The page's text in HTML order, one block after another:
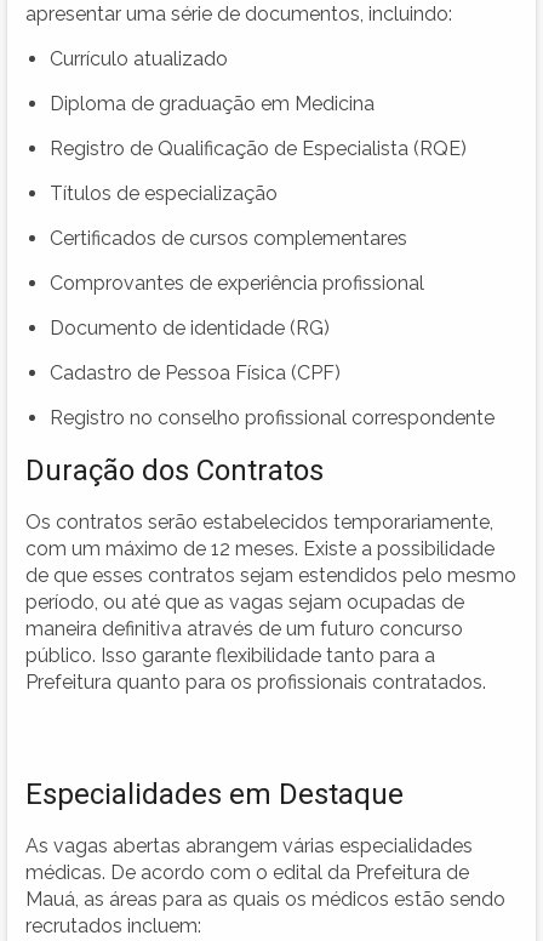
apresentar uma série de documentos, incluindo:
Currículo atualizado
Diploma de graduação em Medicina
Registro de Qualificação de Especialista (RQE)
Títulos de especialização
Certificados de cursos complementares
Comprovantes de experiência profissional
Documento de identidade (RG)
Cadastro de Pessoa Física (CPF)
Registro no conselho profissional correspondente
Duração dos Contratos
Os contratos serão estabelecidos temporariamente,
com um máximo de 12 meses. Existe a possibilidade
de que esses contratos sejam estendidos pelo mesmo
período, ou até que as vagas sejam ocupadas de
maneira definitiva através de um futuro concurso
público. Isso garante flexibilidade tanto para a
Prefeitura quanto para os profissionais contratados.
Especialidades em Destaque
As vagas abertas abrangem várias especialidades
médicas. De acordo com o edital da Prefeitura de
Mauá, as áreas para as quais os médicos estão sendo
recrutados incluem: